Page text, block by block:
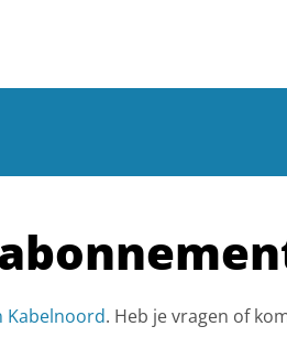
Kabelnoord. Heb je vragen of